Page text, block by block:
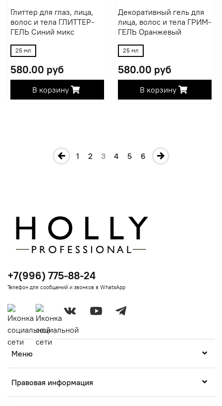
Глиттер для глаз, лица,
волос и тела ГЛИТТЕР-
ГЕЛЬ Синий микс
25 мл
580.00 руб
В корзину
Декоративный гель для
лица, волос и тела ГРИМ-
ГЕЛЬ Оранжевый
25 мл
580.00 руб
В корзину
1 2 3 4 5 6
Меню
Правовая информация
+7(996) 775-88-24
Телефон для сообщений и звонков в WhatsApp